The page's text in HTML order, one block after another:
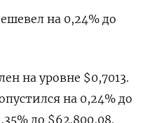
на 0,24% до
на уровне $0,7013.
на 0,24% до
до $62.800,08.